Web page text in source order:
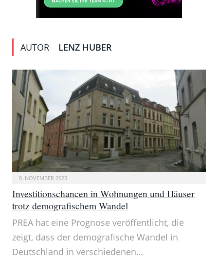
AUTOR LENZ HUBER
8. NOVEMBER 2023
Investitionschancen in Wohnungen und Häuser
trotz demografischem Wandel
PREA hat eine Prognose veröffentlicht, die
zeigt, dass der demografische Wandel in
Deutschland in verschiedenen…